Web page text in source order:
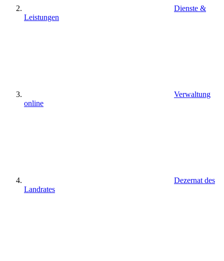
Dienste &
Leistungen
Verwaltung
online
Dezernat des
Landrates